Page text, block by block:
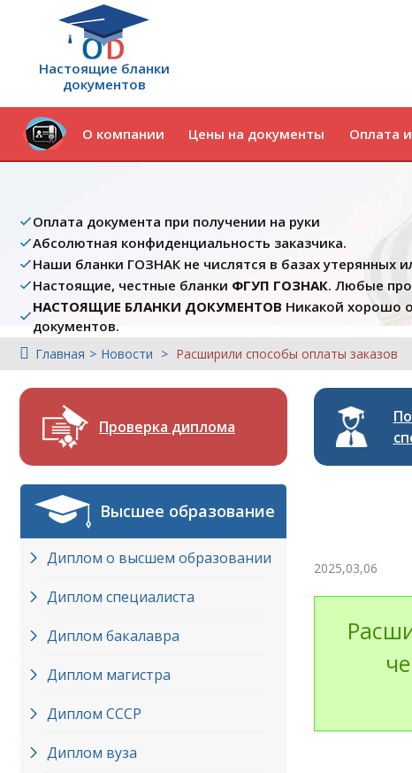
Настоящие бланки
документов
О компании Цены на документы Оплата
Оплата документа при получении на руки
Абсолютная конфиденциальность заказчика.
Наши бланки ГОЗНАК не числятся в базах утерянных
Настоящие, честные бланки ФГУП ГОЗНАК. Любые
НАСТОЯЩИЕ БЛАНКИ ДОКУМЕНТОВ Никакой хорошо
документов.
Главная Новости Расширили способы оплаты заказов
Проверка диплома
Высшее образование
Диплом о высшем образовании
Диплом специалиста
Диплом бакалавра
Диплом магистра
Диплом СССР
Диплом вуза
2025,03,06